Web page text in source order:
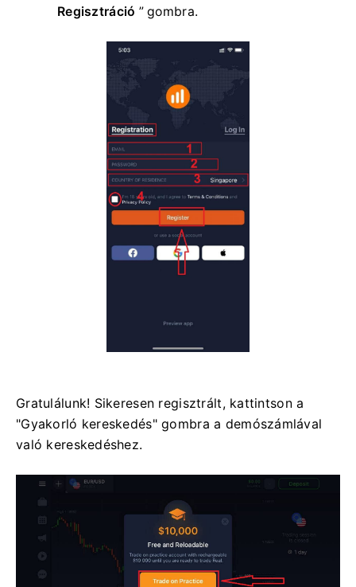
Regisztráció ” gombra.
Gratulálunk! Sikeresen regisztrált, kattintson a
"Gyakorló kereskedés" gombra a demószámlával
való kereskedéshez.